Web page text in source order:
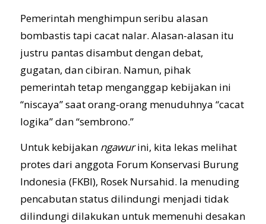
Pemerintah menghimpun seribu alasan
bombastis tapi cacat nalar. Alasan-alasan itu
justru pantas disambut dengan debat,
gugatan, dan cibiran. Namun, pihak
pemerintah tetap menganggap kebijakan ini
“niscaya” saat orang-orang menuduhnya “cacat
logika” dan “sembrono.”
Untuk kebijakan ngawurini, kita lekas melihat
protes dari anggota Forum Konservasi Burung
Indonesia (FKBI), Rosek Nursahid. Ia menuding
pencabutan status dilindungi menjadi tidak
dilindungi dilakukan untuk memenuhi desakan